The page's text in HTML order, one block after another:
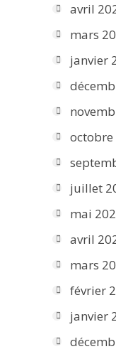
avril
mars
janvier
octobre
juillet
mai
avril
mars
février
janvier